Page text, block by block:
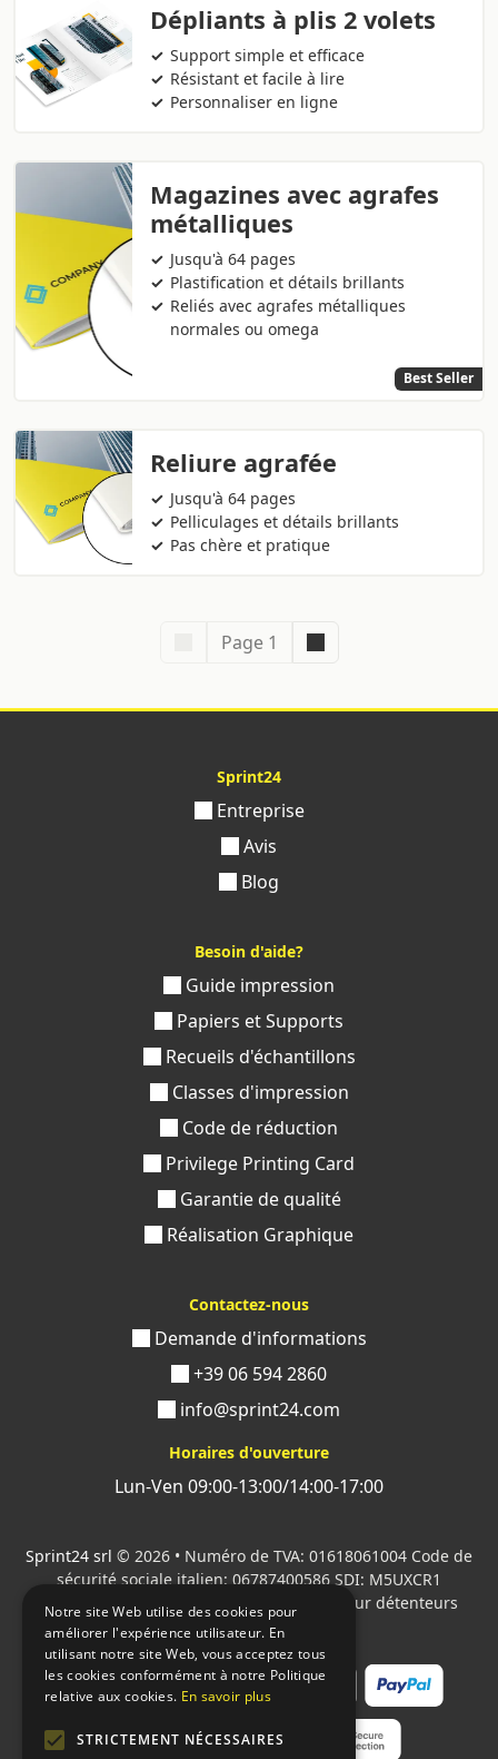
Dépliants à plis 2 volets
Support simple et efficace
Résistant et facile à lire
Personnaliser en ligne
Magazines avec agrafes
métalliques
Jusqu'à 64 pages
Plastification et détails brillants
Reliés avec agrafes métalliques
normales ou omega
Best Seller
Reliure agrafée
Jusqu'à 64 pages
Pelliculages et détails brillants
Pas chère et pratique
Page 1
Sprint24
Entreprise
Avis
Blog
Besoin d'aide?
Guide impression
Papiers et Supports
Recueils d'échantillons
Classes d'impression
Code de réduction
Privilege Printing Card
Garantie de qualité
Réalisation Graphique
Contactez-nous
Demande d'informations
+39 06 594 2860
info@sprint24.com
Horaires d'ouverture
Lun-Ven 09:00-13:00/14:00-17:00
Sprint24 srl © 2026 • Numéro de TVA: 01618061004 Code de
sécurité sociale italien: 06787400586 SDI: M5UXCR1
Tous les logos cités sont la propriété de leur détenteurs
respectifs.
Notre site Web utilise des cookies pour
améliorer l'expérience utilisateur. En
utilisant notre site Web, vous acceptez tous
les cookies conformément à notre Politique
relative aux cookies. En savoir plus
STRICTEMENT NÉCESSAIRES